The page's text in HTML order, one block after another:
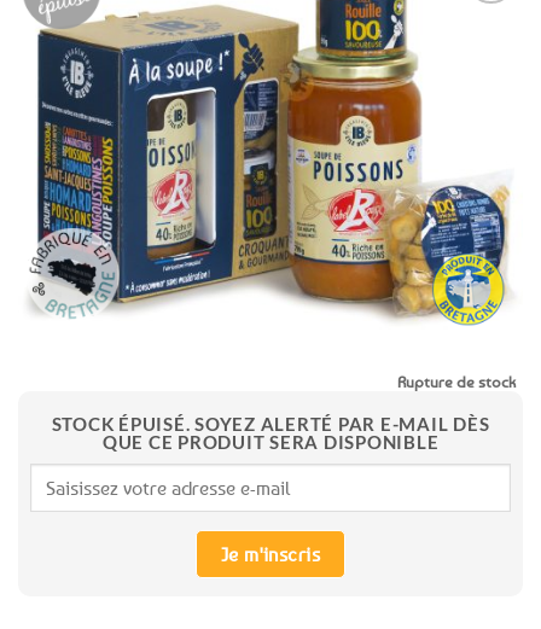
Rupture de stock
STOCK ÉPUISÉ. SOYEZ ALERTÉ PAR E-MAIL DÈS
QUE CE PRODUIT SERA DISPONIBLE
Je m'inscris